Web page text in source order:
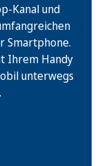
Kanal und
Smartphone.
Ihrem Handy
unterwegs